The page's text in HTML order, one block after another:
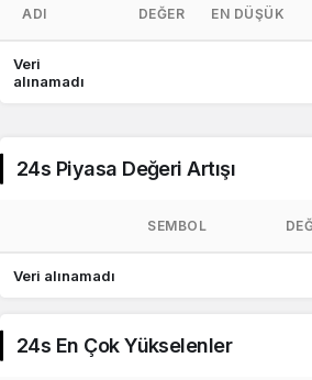
ADI DEĞER EN DÜŞÜK
Veri
alınamadı
24s Piyasa Değeri Artışı
SEMBOL
Veri alınamadı
24s En Çok Yükselenler